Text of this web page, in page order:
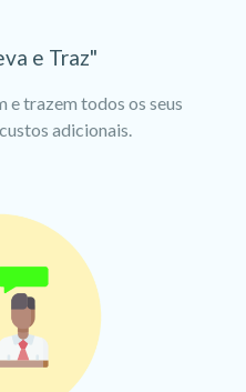
e Traz"
e trazem todos os seus
adicionais.